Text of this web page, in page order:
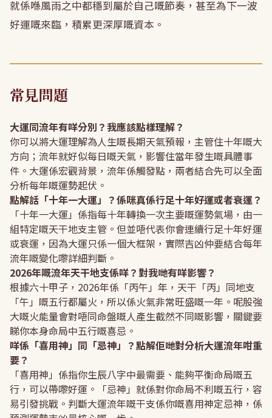
就係喺風雨之中都穩到屬於自己嘅節奏，甚至為下一波
好運嘅來臨，積累更深厚嘅資本。
常見問題
大運同流年有咩分別？我應該點樣理解？
你可以將大運理解為人生嘅長期天氣預報，主管住十年嘅大
方向；流年就好似每日嘅天氣，影響住當年發生嘅具體事
件。大運係宏觀背景，流年係觸發點，兩者結合先可以全面
分析每年嘅運勢起伏。
點解話「十年一大運」？係咪真係行足十年好運或者衰運？
「十年一大運」係指每十年轉換一次主要嘅運勢氣場，由一
組特定嘅天干地支主管。但並唔代表你會連續行足十年好運
或衰運，因為大運只係一個大框架，實際吉凶仲要結合每年
流年嘅變化嚟詳細判斷。
2026年嘅流年天干地支係咩？對我哋有咩影響？
根據六十甲子，2026年係「丙午」年，天干「丙」同地支
「午」嘅五行都屬火，所以係火氣非常旺盛嘅一年。呢股強
大嘅火能量會對唔同命盤嘅人產生截然不同嘅影響，關鍵要
睇你本身命局中五行嘅喜忌。
咩係「喜用神」同「忌神」？點解佢哋對分析大運流年咁重
要？
「喜用神」係指你生辰八字中最需要、能夠平衡命局嘅五
行，可以帶嚟好運。「忌神」就係對你命局不利嘅五行，容
易引發挑戰。判斷大運流年嘅干支係你嘅喜用神定忌神，係